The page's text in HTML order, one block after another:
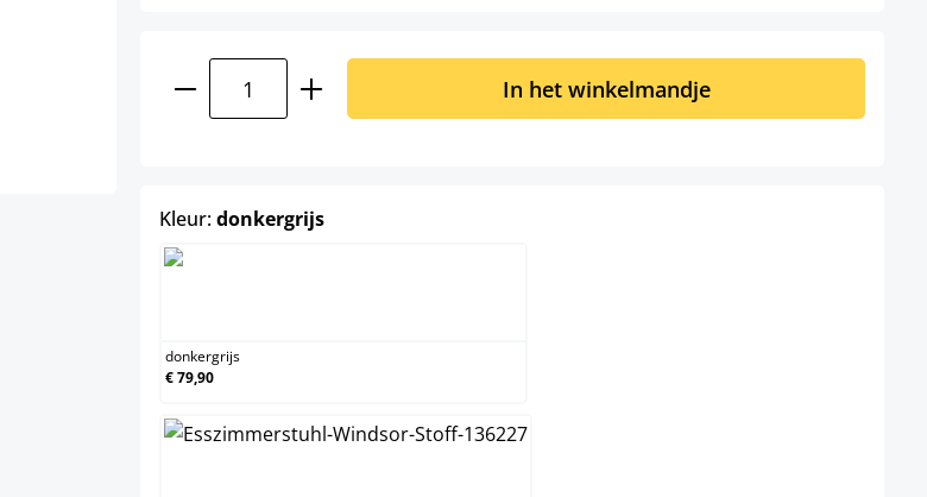
Producthoeveelheid: Voer de gewenste hoeveelheid in
In het winkelmandje
Kleur:donkergrijsselect
donkergrijs
€ 79,90